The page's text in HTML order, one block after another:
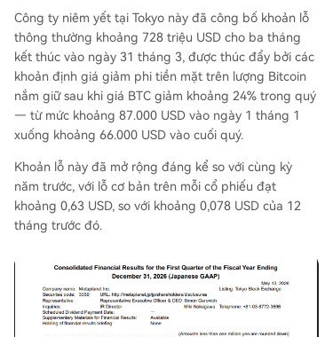
Công ty niêm yết tại Tokyo này đã công bố khoản lỗ
thông thường khoảng 728 triệu USD cho ba tháng
kết thúc vào ngày 31 tháng 3, được thúc đẩy bởi các
khoản định giá giảm phi tiền mặt trên lượng Bitcoin
nắm giữ sau khi giá BTC giảm khoảng 24% trong quý
— từ mức khoảng 87.000 USD vào ngày 1 tháng 1
xuống khoảng 66.000 USD vào cuối quý.
Khoản lỗ này đã mở rộng đáng kể so với cùng kỳ
năm trước, với lỗ cơ bản trên mỗi cổ phiếu đạt
khoảng 0,63 USD, so với khoảng 0,078 USD của 12
tháng trước đó.